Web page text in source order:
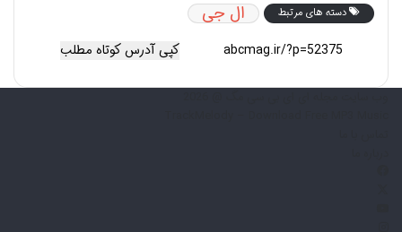
دسته های مرتبط ال جی
کپی آدرس کوتاه مطلب